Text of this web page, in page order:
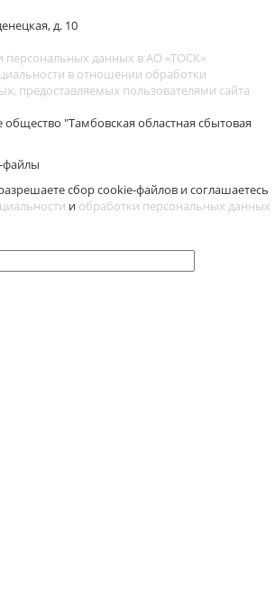
д. 10
персональных данных в АО «ТОСК»
в отношении обработки
предоставляемых пользователями сайта
"Тамбовская областная сбытовая
файлы
сбор cookie-файлов и соглашаетесь
и обработки персональных данных